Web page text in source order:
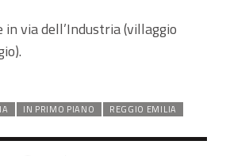
via dell’Industria (villaggio
IN PRIMO PIANO REGGIO EMILIA